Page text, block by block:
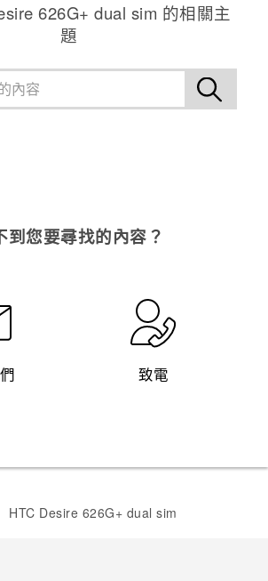
626G+ dual sim 的相關主
題
到您要尋找的內容？
致電
HTC Desire 626G+ dual sim‎